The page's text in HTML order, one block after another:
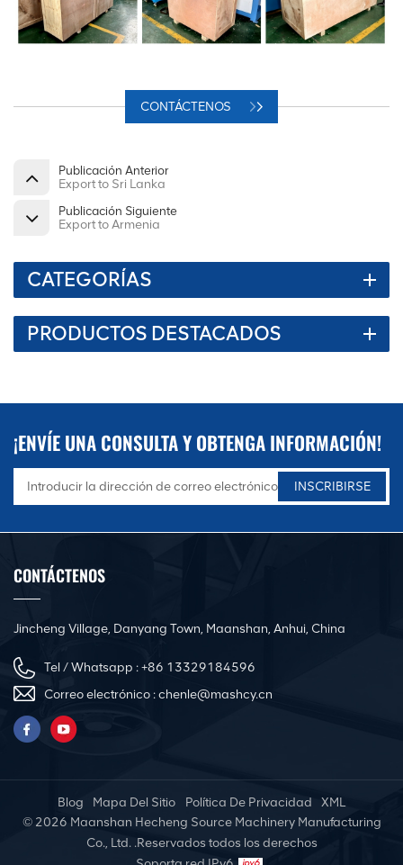
CONTÁCTENOS
Publicación Anterior
Export to Sri Lanka
Publicación Siguiente
Export to Armenia
CATEGORÍAS
PRODUCTOS DESTACADOS
¡ENVÍE UNA CONSULTA Y OBTENGA INFORMACIÓN!
CONTÁCTENOS
Jincheng Village, Danyang Town, Maanshan, Anhui, China
Tel / Whatsapp :+86 13329184596
Correo electrónico :chenle@mashcy.cn
Blog Mapa Del Sitio Política De Privacidad
XML
© 2026 Maanshan Hecheng Source Machinery Manufacturing
Co., Ltd. .Reservados todos los derechos